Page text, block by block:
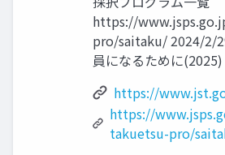
https://
pro/saitaku/ 2024/2/
員になるために
https://
https://
takuetsu-pro/